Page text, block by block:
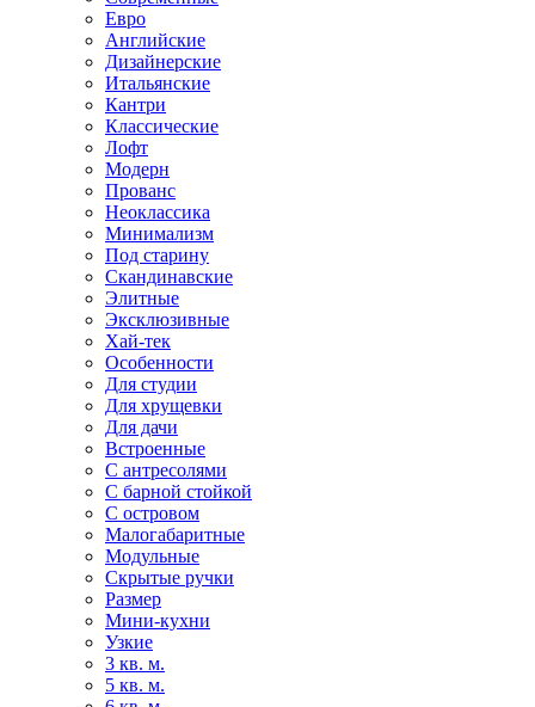
Евро
Английские
Дизайнерские
Итальянские
Кантри
Классические
Лофт
Модерн
Прованс
Неоклассика
Минимализм
Под старину
Скандинавские
Элитные
Эксклюзивные
Хай-тек
Особенности
Для студии
Для хрущевки
Для дачи
Встроенные
С антресолями
С барной стойкой
С островом
Малогабаритные
Модульные
Скрытые ручки
Размер
Мини-кухни
Узкие
3 кв. м.
5 кв. м.